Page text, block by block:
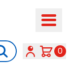
Search 0